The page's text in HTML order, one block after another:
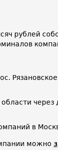
рублей
через
в
можно